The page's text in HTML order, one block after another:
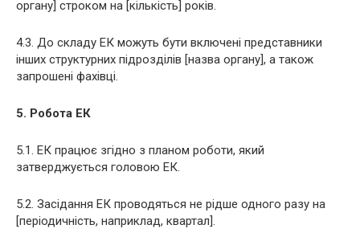
органу] строком на [кількість] років.
4.3. До складу ЕК можуть бути включені представники
інших структурних підрозділів [назва органу], а також
запрошені фахівці.
5. Робота ЕК
5.1. ЕК працює згідно з планом роботи, який
затверджується головою ЕК.
5.2. Засідання ЕК проводяться не рідше одного разу на
[періодичність, наприклад, квартал].